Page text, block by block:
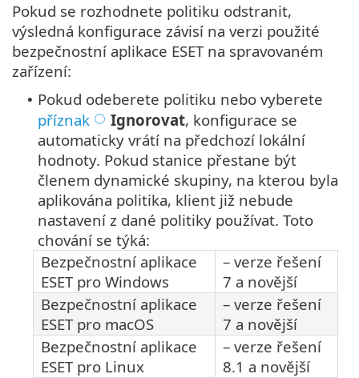
Pokud se rozhodnete politiku odstranit,
výsledná konfigurace závisí na verzi použité
bezpečnostní aplikace ESET na spravovaném
zařízení:
• Pokud odeberete politiku nebo vyberete
příznak
Ignorovat, konfigurace se
automaticky vrátí na předchozí lokální
hodnoty. Pokud stanice přestane být
členem dynamické skupiny, na kterou byla
aplikována politika, klient již nebude
nastavení z dané politiky používat. Toto
chování se týká:
Bezpečnostní aplikace
ESET pro Windows
– verze řešení
7 a novější
Bezpečnostní aplikace
ESET pro macOS
– verze řešení
7 a novější
Bezpečnostní aplikace
ESET pro Linux
– verze řešení
8.1 a novější